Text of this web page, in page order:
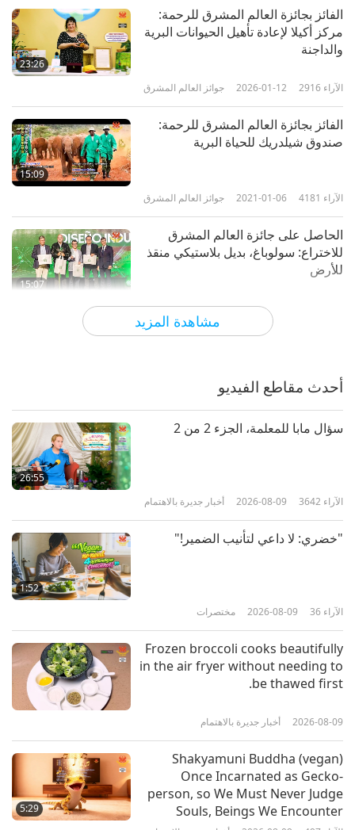
مشاهدة المزيد
23:26
الفائز بجائزة العالم المشرق للرحمة:
مركز أكيلا لإعادة تأهيل الحيوانات البرية
والداجنة
جوائز العالم المشرق 2026-01-12 2916 الآراء
15:09
الفائز بجائزة العالم المشرق للرحمة:
صندوق شيلدريك للحياة البرية
جوائز العالم المشرق 2021-01-06 4181 الآراء
15:07
الحاصل على جائزة العالم المشرق
للاختراع: سولوباغ، بديل بلاستيكي منقذ
للأرض
جوائز العالم المشرق 2020-12-30
2020-12-16
العربية المتحدة - تعزيز النوايا الحسنة
بين الأمم
الفائز بجائزة العالم المشرق للرحمة:
قناة نباتية
الفائز بجائزة العالم المشرق للرحمة:
فواز كنعان من جمعية انقاذ القطط
الضالة في دبي
أحدث مقاطع الفيديو
26:55
سؤال مابا للمعلمة، الجزء 2 من 2
أخبار جديرة بالاهتمام 2026-08-09 3642 الآراء
1:52
"خضري: لا داعي لتأنيب الضمير!"
مختصرات 2026-08-09 36 الآراء
Frozen broccoli cooks beautifully
in the air fryer without needing to
be thawed first.
أخبار جديرة بالاهتمام 2026-08-09
5:29
Shakyamuni Buddha (vegan)
Once Incarnated as Gecko-
person, so We Must Never Judge
Souls, Beings We Encounter